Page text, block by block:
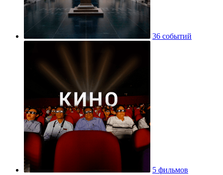
36 событий
5 фильмов